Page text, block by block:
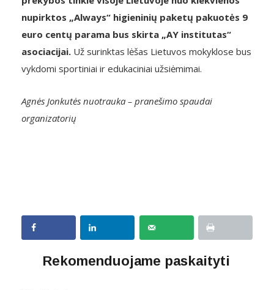
nupirktos „Always“ higieninių paketų pakuotės 9
euro centų parama bus skirta „AY institutas“
asociacijai. Už surinktas lėšas Lietuvos mokyklose bus
vykdomi sportiniai ir edukaciniai užsiėmimai.
Agnės Jonkutės nuotrauka – pranešimo spaudai
organizatorių
Rekomenduojame paskaityti